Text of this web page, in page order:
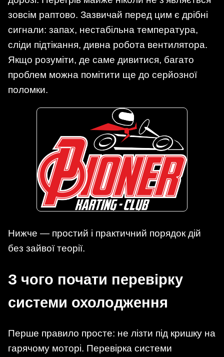
зовсім раптово. Зазвичай перед цим є дрібні
сигнали: запах, нестабільна температура,
сліди підтікання, дивна робота вентилятора.
Якщо розуміти, де саме дивитися, багато
проблем можна помітити ще до серйозної
поломки.
Нижче — простий і практичний порядок дій
без зайвої теорії.
З чого почати перевірку
системи охолодження
Перше правило просте: не лізти під кришку на
гарячому моторі. Перевірка системи